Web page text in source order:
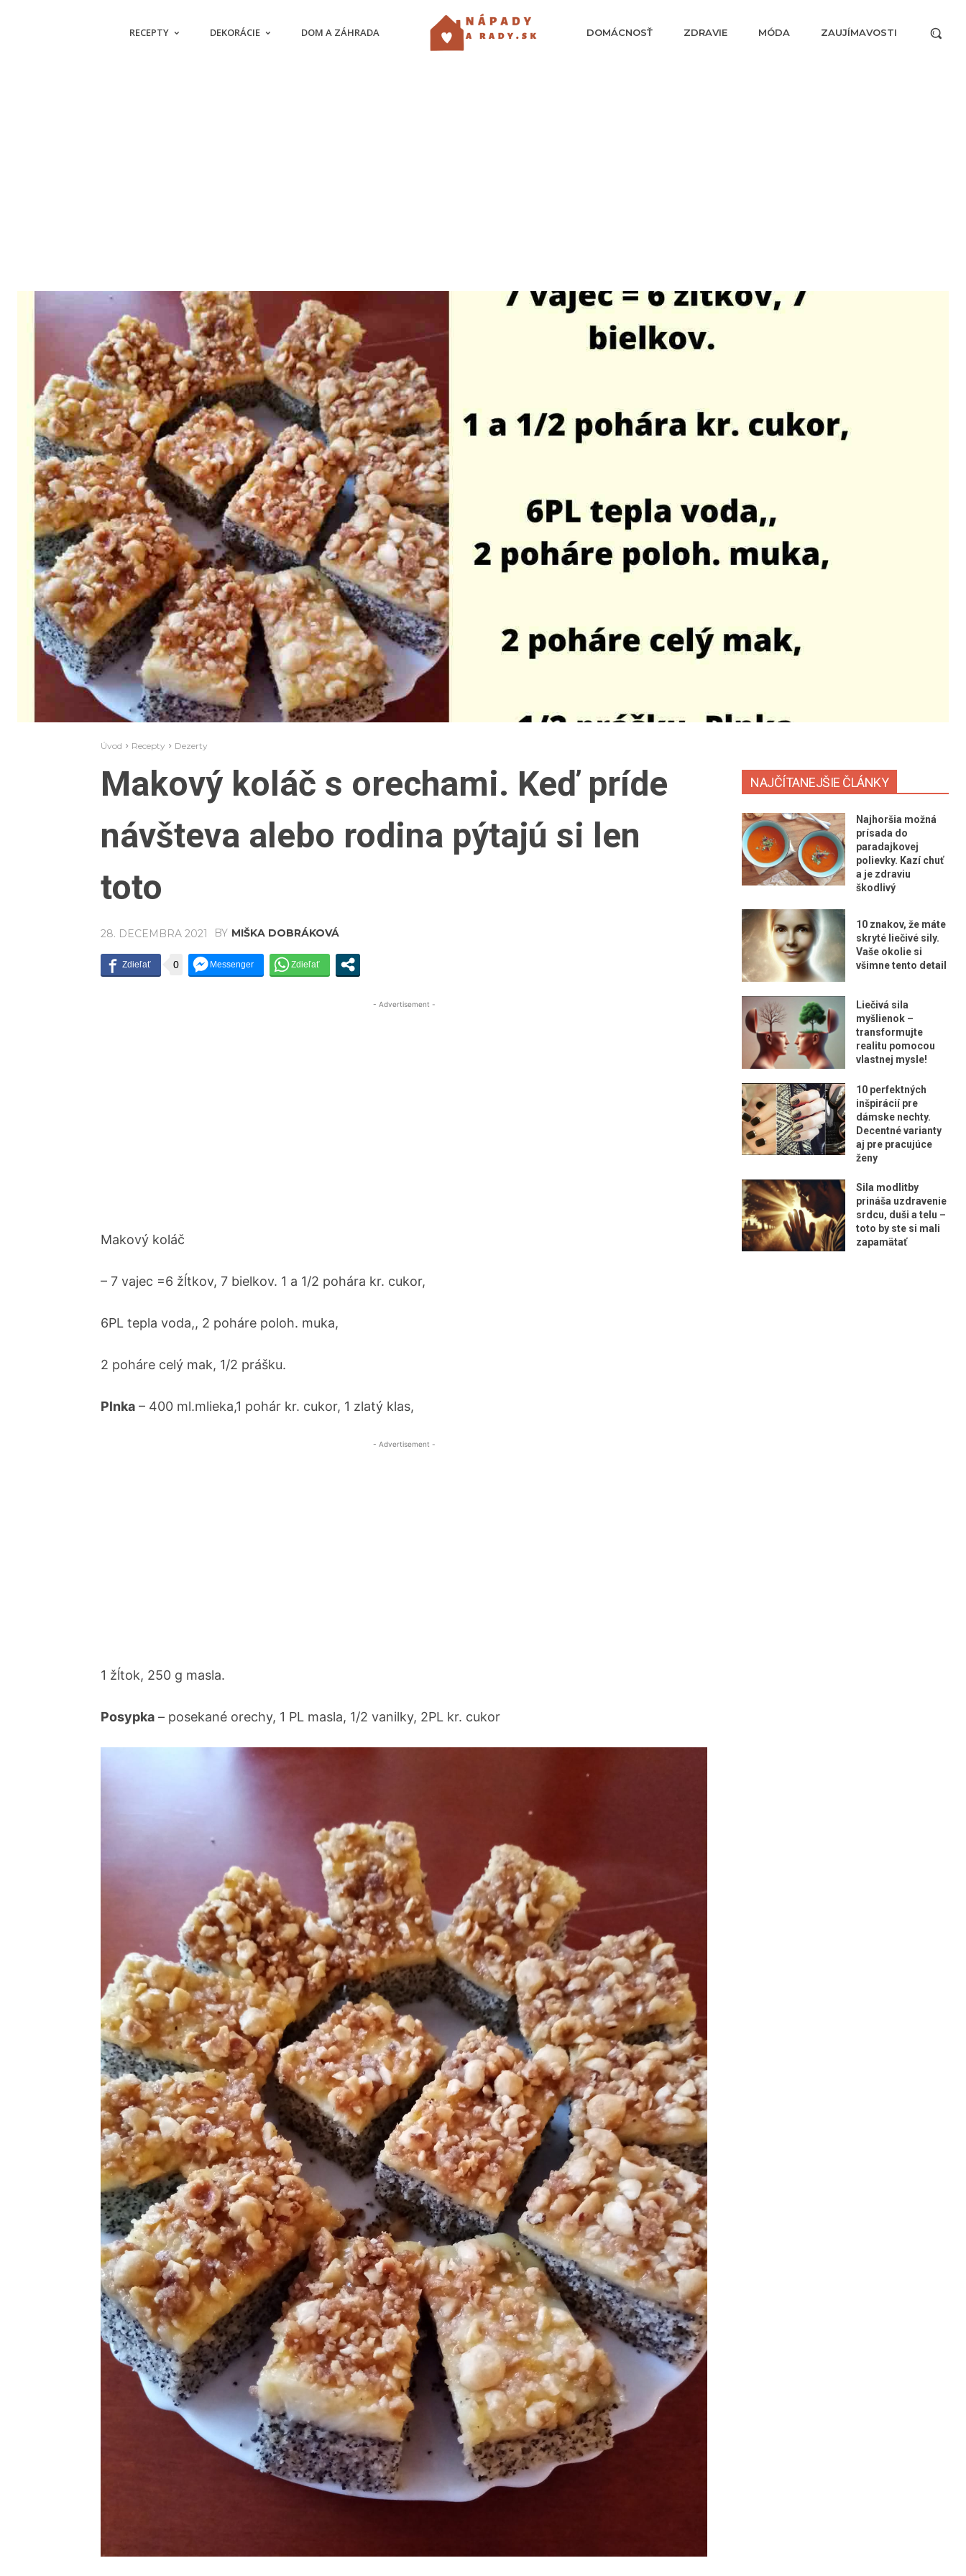
RECEPTY DEKORÁCIE DOM A ZÁHRADA DOMÁCNOSŤ ZDRAVIE MÓDA ZAUJÍMAVOSTI
Úvod Recepty Dezerty
Makový koláč s orechami. Keď príde
návšteva alebo rodina pýtajú si len
toto
28. DECEMBRA 2021 BY MIŠKA DOBRÁKOVÁ
0
- Advertisement -
Makový koláč
– 7 vajec =6 žĺtkov, 7 bielkov. 1 a 1/2 pohára kr. cukor,
6PL tepla voda,, 2 poháre poloh. muka,
2 poháre celý mak, 1/2 prášku.
Plnka – 400 ml.mlieka,1 pohár kr. cukor, 1 zlatý klas,
- Advertisement -
1 žĺtok, 250 g masla.
Posypka – posekané orechy, 1 PL masla, 1/2 vanilky, 2PL kr. cukor
NAJČÍTANEJŠIE ČLÁNKY
Najhoršia možná
prísada do
paradajkovej
polievky. Kazí chuť
a je zdraviu
škodlivý
10 znakov, že máte
skryté liečivé sily.
Vaše okolie si
všimne tento detail
Liečivá sila
myšlienok –
transformujte
realitu pomocou
vlastnej mysle!
10 perfektných
inšpirácií pre
dámske nechty.
Decentné varianty
aj pre pracujúce
ženy
Sila modlitby
prináša uzdravenie
srdcu, duši a telu –
toto by ste si mali
zapamätať